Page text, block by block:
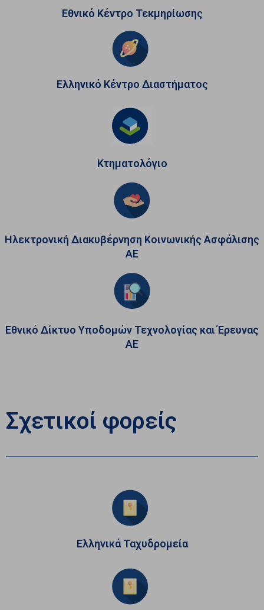
Εθνικό Κέντρο Τεκμηρίωσης
Ελληνικό Κέντρο Διαστήματος
Κτηματολόγιο
Ηλεκτρονική Διακυβέρνηση Κοινωνικής Ασφάλισης
ΑΕ
Εθνικό Δίκτυο Υποδομών Τεχνολογίας και Έρευνας
ΑΕ
Σχετικοί φορείς
Ελληνικά Ταχυδρομεία